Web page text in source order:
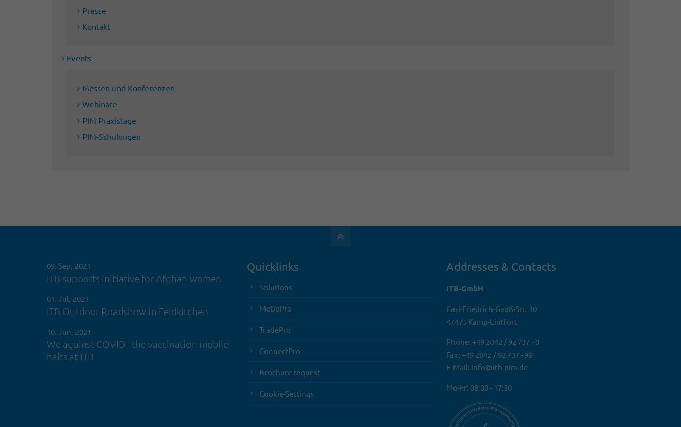
Presse
Kontakt
Events
Messen und Konferenzen
Webinare
PIM Praxistage
PIM-Schulungen
09. Sep, 2021
ITB supports initiative for Afghan women
01. Jul, 2021
ITB Outdoor Roadshow in Feldkirchen
10. Jun, 2021
We against COVID - the vaccination mobile
halts at ITB
Quicklinks
Solutions
MeDaPro
TradePro
ConnectPro
Brochure request
Cookie-Settings
Addresses & Contacts
ITB-GmbH
Carl-Friedrich-Gauß-Str. 30
47475 Kamp-Lintfort
Phone: +49 2842 / 92 737 - 0
Fax: +49 2842 / 92 737 - 99
E-Mail: info@itb-pim.de
Mo-Fr: 08:00 - 17:30